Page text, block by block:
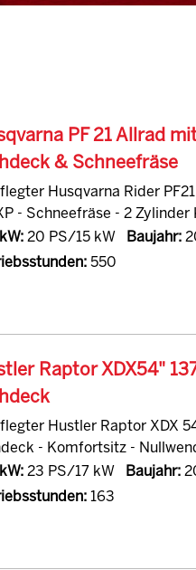
PF 21 Allrad
& Schneefräse
Husqvarna Rider
- Schneefräse - 2 Zylinder
20 PS/15 kW Baujahr:
550
Raptor XDX54"
Hustler Raptor XDX
- Komfortsitz -
23 PS/17 kW Baujahr:
163